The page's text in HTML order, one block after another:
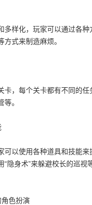
多样化，玩家可以通过各
方式来制造麻烦。
卡，每个关卡都有不同的
。
可以使用各种道具和技能
“隐身术”来躲避校长的巡视
色扮演